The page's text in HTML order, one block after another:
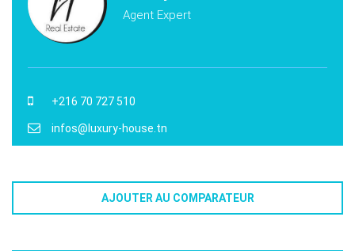
Agent Expert
+216 70 727 510
infos@luxury-house.tn
AJOUTER AU COMPARATEUR